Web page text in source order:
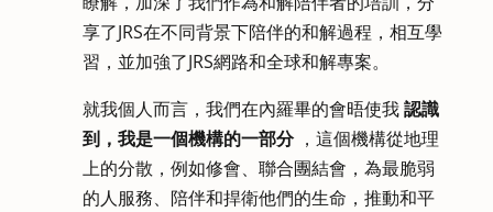
享了JRS在不同背景下陪伴的和解過程，相互學
習，並加強了JRS網路和全球和解專案。
就我個人而言，我們在內羅畢的會晤使我認識
到，我是一個機構的一部分，這個機構從地理
上的分散，例如修會、聯合團結會，為最脆弱
的人服務、陪伴和捍衛他們的生命，推動和平